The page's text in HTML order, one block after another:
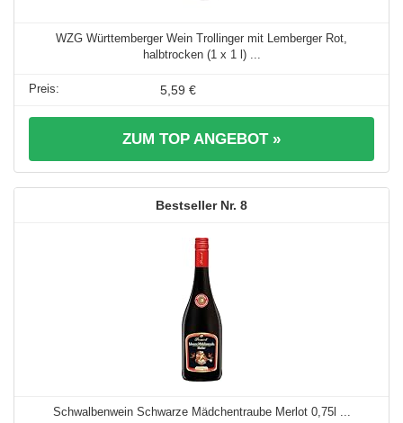
WZG Württemberger Wein Trollinger mit Lemberger Rot,
halbtrocken (1 x 1 l) ...
5,59 €
ZUM TOP ANGEBOT »
8
Schwalbenwein Schwarze Mädchentraube Merlot 0,75l ...